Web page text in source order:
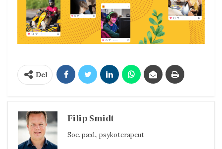
Del
Filip Smidt
Soc. pæd., psykoterapeut